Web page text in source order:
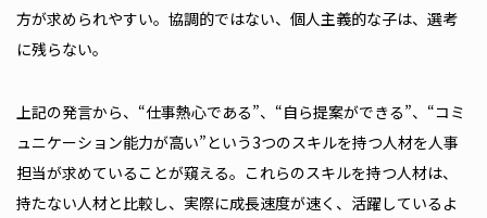
方が求められやすい。協調的ではない、個人主義的な子は、選考
に残らない。
上記の発言から、“仕事熱心である”、“自ら提案ができる”、“コミ
ュニケーション能力が高い”という3つのスキルを持つ人材を人事
担当が求めていることが窺える。これらのスキルを持つ人材は、
持たない人材と比較し、実際に成長速度が速く、活躍しているよ